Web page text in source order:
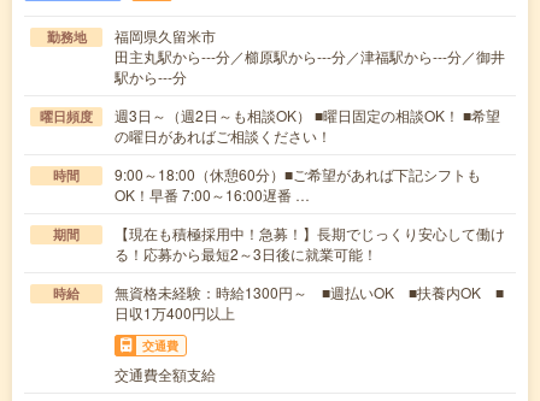
勤務地
福岡県久留米市
田主丸駅から---分／櫛原駅から---分／津福駅から---分／御井
駅から---分
曜日頻度
週3日～（週2日～も相談OK） ■曜日固定の相談OK！ ■希望
の曜日があればご相談ください！
時間
9:00～18:00（休憩60分）■ご希望があれば下記シフトも
OK！早番 7:00～16:00遅番 …
期間
【現在も積極採用中！急募！】長期でじっくり安心して働け
る！応募から最短2～3日後に就業可能！
時給
無資格未経験：時給1300円～ ■週払いOK ■扶養内OK ■
日収1万400円以上
交通費
交通費全額支給